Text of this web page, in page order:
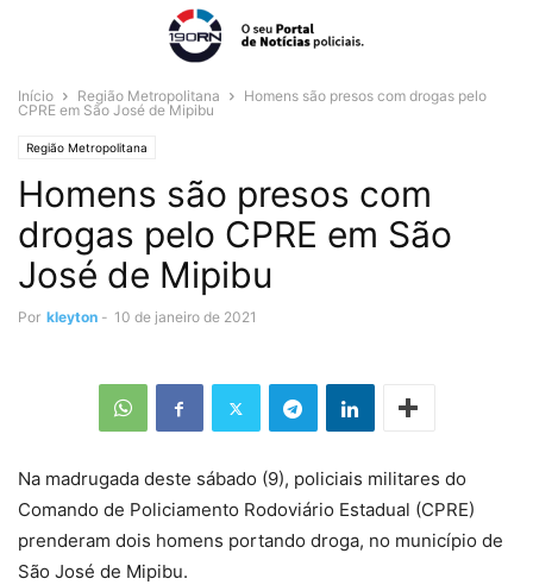
Início Região Metropolitana
Homens são presos com drogas pelo
CPRE em São José de Mipibu
Região Metropolitana
Homens são presos com
drogas pelo CPRE em São
José de Mipibu
Por kleyton - 10 de janeiro de 2021
Na madrugada deste sábado (9), policiais militares do
Comando de Policiamento Rodoviário Estadual (CPRE)
prenderam dois homens portando droga, no município de
São José de Mipibu.